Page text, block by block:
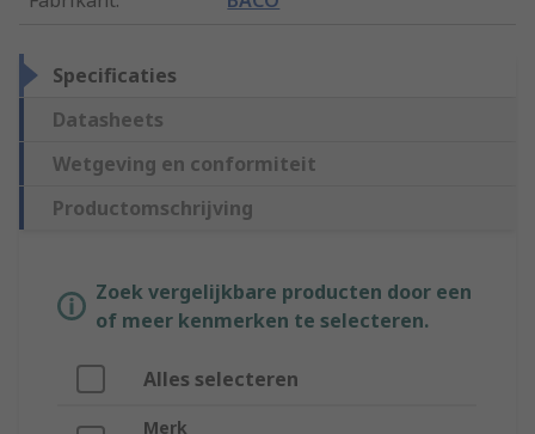
Specificaties
Datasheets
Wetgeving en conformiteit
Productomschrijving
Zoek vergelijkbare producten door een
of meer kenmerken te selecteren.
Alles selecteren
Merk